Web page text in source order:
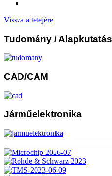
Vissza a tetejére
Tudomány / Alapkutatás
CAD/CAM
Járműelektronika